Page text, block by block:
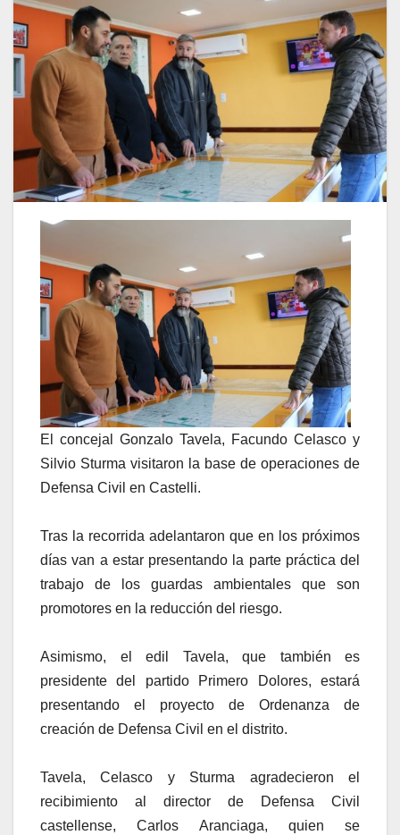
El concejal Gonzalo Tavela, Facundo Celasco y
Silvio Sturma visitaron la base de operaciones de
Defensa Civil en Castelli.
Tras la recorrida adelantaron que en los próximos
días van a estar presentando la parte práctica del
trabajo de los guardas ambientales que son
promotores en la reducción del riesgo.
Asimismo, el edil Tavela, que también es
presidente del partido Primero Dolores, estará
presentando el proyecto de Ordenanza de
creación de Defensa Civil en el distrito.
Tavela, Celasco y Sturma agradecieron el
recibimiento al director de Defensa Civil
castellense, Carlos Aranciaga, quien se